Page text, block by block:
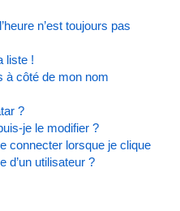
n’est toujours pas
liste !
à côté de mon nom
?
je le modifier ?
connecter lorsque je clique
d’un utilisateur ?